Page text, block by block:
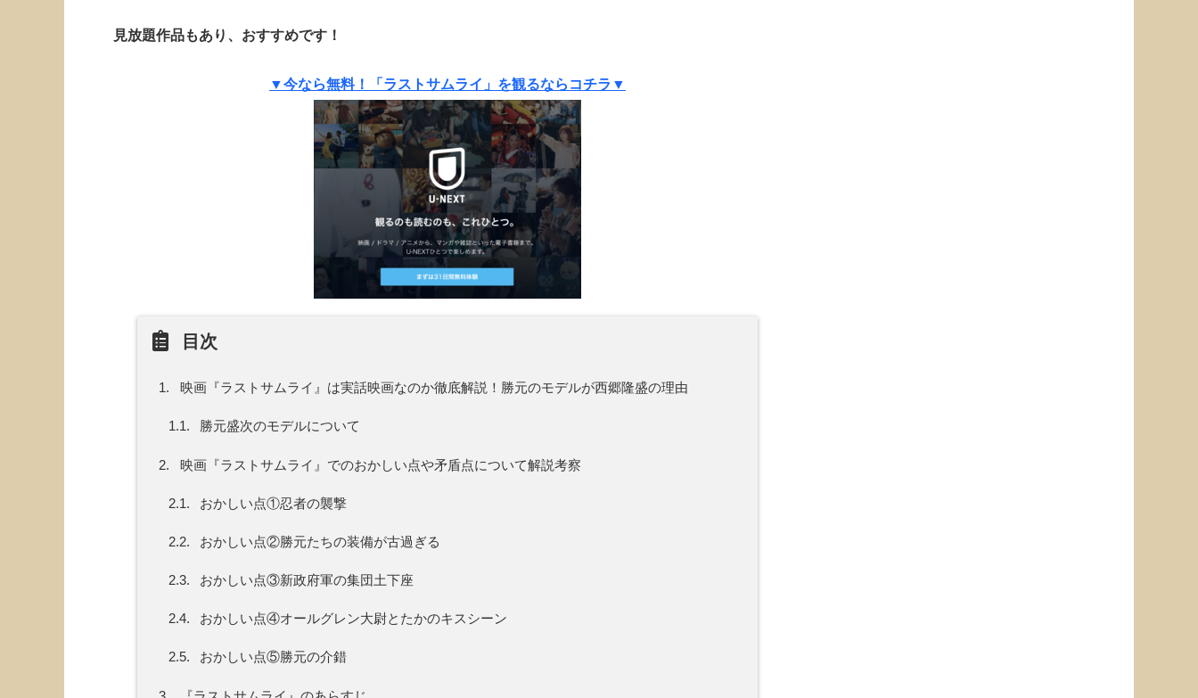
見放題作品もあり、おすすめです！
▼今なら無料！「ラストサムライ」を観るならコチラ▼
目次
1. 映画『ラストサムライ』は実話映画なのか徹底解説！勝元のモデルが西郷隆盛の理由
1.1. 勝元盛次のモデルについて
2. 映画『ラストサムライ』でのおかしい点や矛盾点について解説考察
2.1. おかしい点①忍者の襲撃
2.2. おかしい点②勝元たちの装備が古過ぎる
2.3. おかしい点③新政府軍の集団土下座
2.4. おかしい点④オールグレン大尉とたかのキスシーン
2.5. おかしい点⑤勝元の介錯